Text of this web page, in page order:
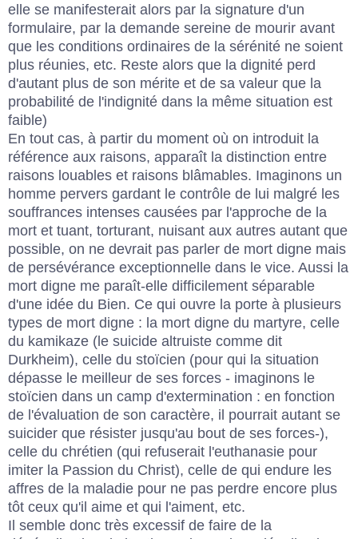
elle se manifesterait alors par la signature d'un
formulaire, par la demande sereine de mourir avant
que les conditions ordinaires de la sérénité ne soient
plus réunies, etc. Reste alors que la dignité perd
d'autant plus de son mérite et de sa valeur que la
probabilité de l'indignité dans la même situation est
faible)
En tout cas, à partir du moment où on introduit la
référence aux raisons, apparaît la distinction entre
raisons louables et raisons blâmables. Imaginons un
homme pervers gardant le contrôle de lui malgré les
souffrances intenses causées par l'approche de la
mort et tuant, torturant, nuisant aux autres autant que
possible, on ne devrait pas parler de mort digne mais
de persévérance exceptionnelle dans le vice. Aussi la
mort digne me paraît-elle difficilement séparable
d'une idée du Bien. Ce qui ouvre la porte à plusieurs
types de mort digne : la mort digne du martyre, celle
du kamikaze (le suicide altruiste comme dit
Durkheim), celle du stoïcien (pour qui la situation
dépasse le meilleur de ses forces - imaginons le
stoïcien dans un camp d'extermination : en fonction
de l'évaluation de son caractère, il pourrait autant se
suicider que résister jusqu'au bout de ses forces-),
celle du chrétien (qui refuserait l'euthanasie pour
imiter la Passion du Christ), celle de qui endure les
affres de la maladie pour ne pas perdre encore plus
tôt ceux qu'il aime et qui l'aiment, etc.
Il semble donc très excessif de faire de la